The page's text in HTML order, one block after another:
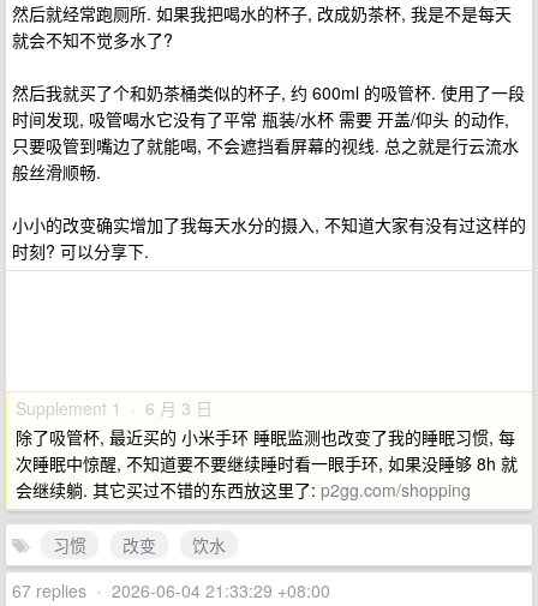
然后就经常跑厕所. 如果我把喝水的杯子, 改成奶茶杯, 我是不是每天
就会不知不觉多水了?
然后我就买了个和奶茶桶类似的杯子, 约 600ml 的吸管杯. 使用了一段
时间发现, 吸管喝水它没有了平常 瓶装/水杯 需要 开盖/仰头 的动作,
只要吸管到嘴边了就能喝, 不会遮挡看屏幕的视线. 总之就是行云流水
般丝滑顺畅.
小小的改变确实增加了我每天水分的摄入, 不知道大家有没有过这样的
时刻? 可以分享下.
Supplement 1 · 6 月 3 日
除了吸管杯, 最近买的 小米手环 睡眠监测也改变了我的睡眠习惯, 每
次睡眠中惊醒, 不知道要不要继续睡时看一眼手环, 如果没睡够 8h 就
会继续躺. 其它买过不错的东西放这里了: p2gg.com/shopping
习惯 改变
饮水
67 replies • 2026-06-04 21:33:29 +08:00